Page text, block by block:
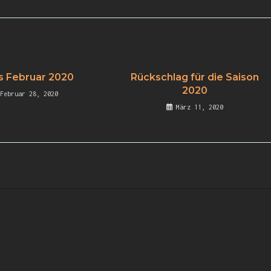
Februar 2020
Februar 28, 2020
Rückschlag für die Saison
2020
März 11, 2020